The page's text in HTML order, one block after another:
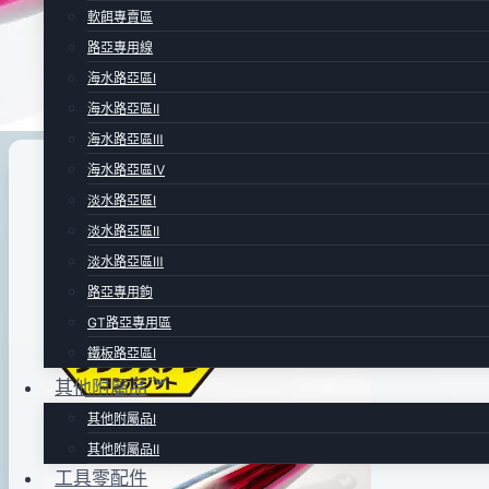
軟餌專賣區
路亞專用線
海水路亞區Ⅰ
海水路亞區Ⅱ
海水路亞區Ⅲ
海水路亞區Ⅳ
淡水路亞區Ⅰ
淡水路亞區Ⅱ
淡水路亞區Ⅲ
路亞專用鉤
GT路亞專用區
鐵板路亞區Ⅰ
其他附屬品
其他附屬品Ⅰ
其他附屬品Ⅱ
工具零配件
路亞專賣區|
Shimano OCEA Stinger
shop
06
日